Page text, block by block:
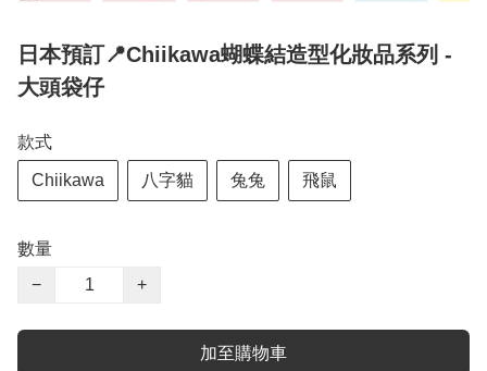
日本預訂📍Chiikawa蝴蝶結造型化妝品系列 -
大頭袋仔
款式
Chiikawa 八字貓 兔兔 飛鼠
數量
−
+
加至購物車